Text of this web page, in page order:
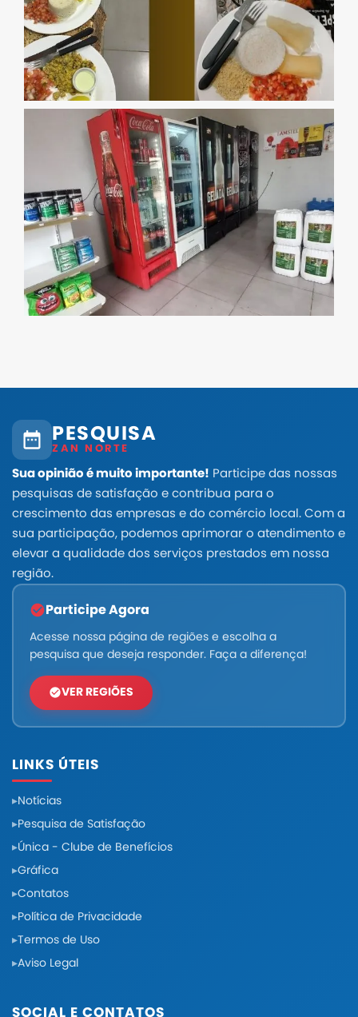
PESQUISA
ZAN NORTE
Sua opinião é muito importante! Participe das nossas
pesquisas de satisfação e contribua para o
crescimento das empresas e do comércio local. Com a
sua participação, podemos aprimorar o atendimento e
elevar a qualidade dos serviços prestados em nossa
região.
Participe Agora
Acesse nossa página de regiões e escolha a
pesquisa que deseja responder. Faça a diferença!
VER REGIÕES
LINKS ÚTEIS
Notícias
Pesquisa de Satisfação
Única - Clube de Benefícios
Gráfica
Contatos
Política de Privacidade
Termos de Uso
Aviso Legal
SOCIAL E CONTATOS